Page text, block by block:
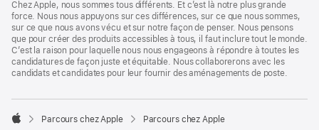
Footer
Chez Apple, nous sommes tous différents. Et c’est là notre plus grande
force. Nous nous appuyons sur ces différences, sur ce que nous sommes,
sur ce que nous avons vécu et sur notre façon de penser. Nous pensons
que pour créer des produits accessibles à tous, il faut inclure tout le monde.
C’est la raison pour laquelle nous nous engageons à répondre à toutes les
candidatures de façon juste et équitable. Nous collaborerons avec les
candidats et candidates pour leur fournir des aménagements de poste.

Parcours chez Apple Parcours chez Apple